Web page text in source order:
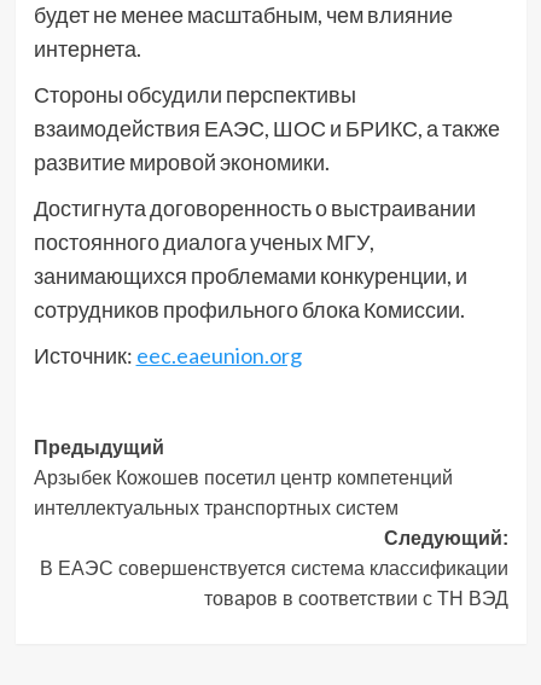
будет не менее масштабным, чем влияние
интернета.
Стороны обсудили перспективы
взаимодействия ЕАЭС, ШОС и БРИКС, а также
развитие мировой экономики.
Достигнута договоренность о выстраивании
постоянного диалога ученых МГУ,
занимающихся проблемами конкуренции, и
сотрудников профильного блока Комиссии.
Источник: eec.eaeunion.org
Навигация
записи
Предыдущий
Арзыбек Кожошев посетил центр компетенций
интеллектуальных транспортных систем
Следующий:
В ЕАЭС совершенствуется система классификации
товаров в соответствии с ТН ВЭД